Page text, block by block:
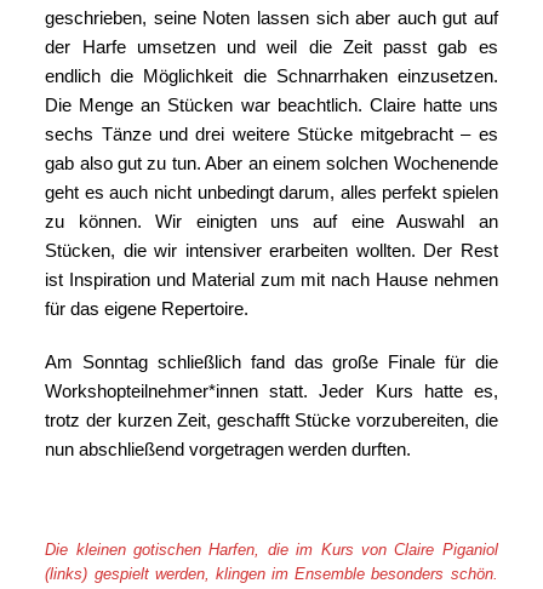
geschrieben, seine Noten lassen sich aber auch gut auf
der Harfe umsetzen und weil die Zeit passt gab es
endlich die Möglichkeit die Schnarrhaken einzusetzen.
Die Menge an Stücken war beachtlich. Claire hatte uns
sechs Tänze und drei weitere Stücke mitgebracht – es
gab also gut zu tun. Aber an einem solchen Wochenende
geht es auch nicht unbedingt darum, alles perfekt spielen
zu können. Wir einigten uns auf eine Auswahl an
Stücken, die wir intensiver erarbeiten wollten. Der Rest
ist Inspiration und Material zum mit nach Hause nehmen
für das eigene Repertoire.
Am Sonntag schließlich fand das große Finale für die
Workshopteilnehmer*innen statt. Jeder Kurs hatte es,
trotz der kurzen Zeit, geschafft Stücke vorzubereiten, die
nun abschließend vorgetragen werden durften.
Die kleinen gotischen Harfen, die im Kurs von Claire Piganiol
(links) gespielt werden, klingen im Ensemble besonders schön.